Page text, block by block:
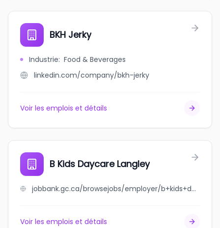
BKH Jerky
Industrie: Food & Beverages
linkedin.com/company/bkh-jerky
Voir les emplois et détails
B Kids Daycare Langley
jobbank.gc.ca/browsejobs/employer/b+kids+daycare+langley/ca
Voir les emplois et détails